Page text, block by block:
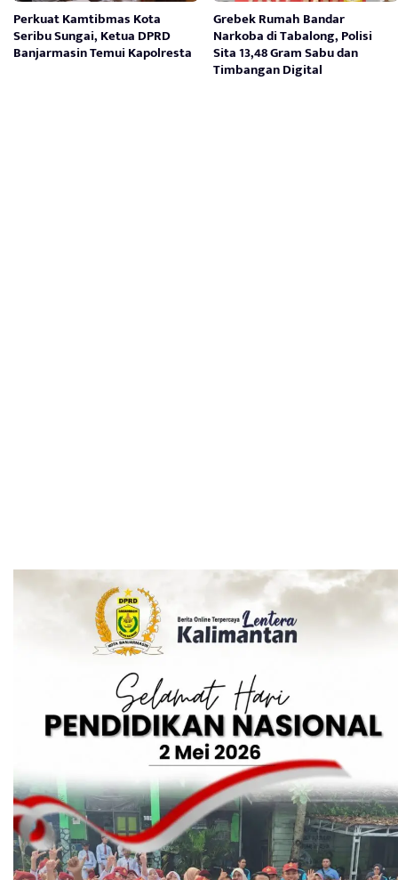
Perkuat Kamtibmas Kota
Seribu Sungai, Ketua DPRD
Banjarmasin Temui Kapolresta
Grebek Rumah Bandar
Narkoba di Tabalong, Polisi
Sita 13,48 Gram Sabu dan
Timbangan Digital